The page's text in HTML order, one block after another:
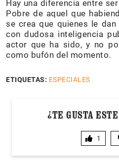
Hay una diferencia entre
Pobre de aquel que
se crea que quienes le dan
con dudosa inteligencia
actor que ha sido, y no
como bufón del momento.
ETIQUETAS: ESPECIALES
¿TE GUSTA
1